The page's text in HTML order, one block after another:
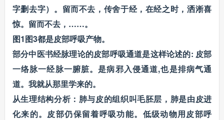
字删去字）。留而不去，传舍于经，在经之时，洒淅喜
惊。留而不去，……。
图1图3都是皮部呼吸产物。
部分中医书经脉理论的皮部呼吸通道是这样论述的: 皮部
一络脉一经脉一腑脏。是病邪入侵通道,也是排病气通
道。我就从那里学来的。
从生理结构分析：肺与皮的组织叫毛胚层，肺是由皮进
化来的。皮部仍保留着呼吸功能。低级动物用皮部呼